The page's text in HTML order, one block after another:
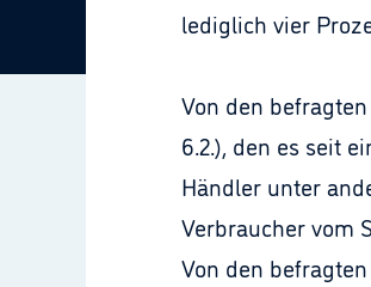
lediglich vier
Von den
6.2.), den es seit
Händler unter
Verbraucher vom
Von den